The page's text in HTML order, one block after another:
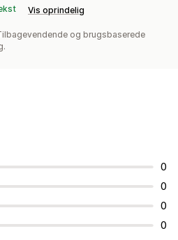
Vis oprindelig
og brugsbaserede
0
0
0
0